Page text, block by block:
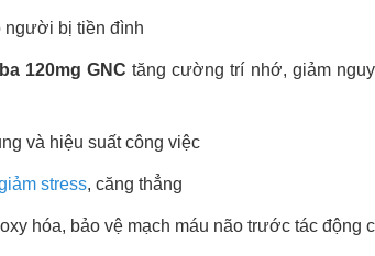
người bị tiền đình
120mg GNCtăng cường trí nhớ, giảm
và hiệu suất công việc
stress, căng thẳng
hóa, bảo vệ mạch máu não trước tác động